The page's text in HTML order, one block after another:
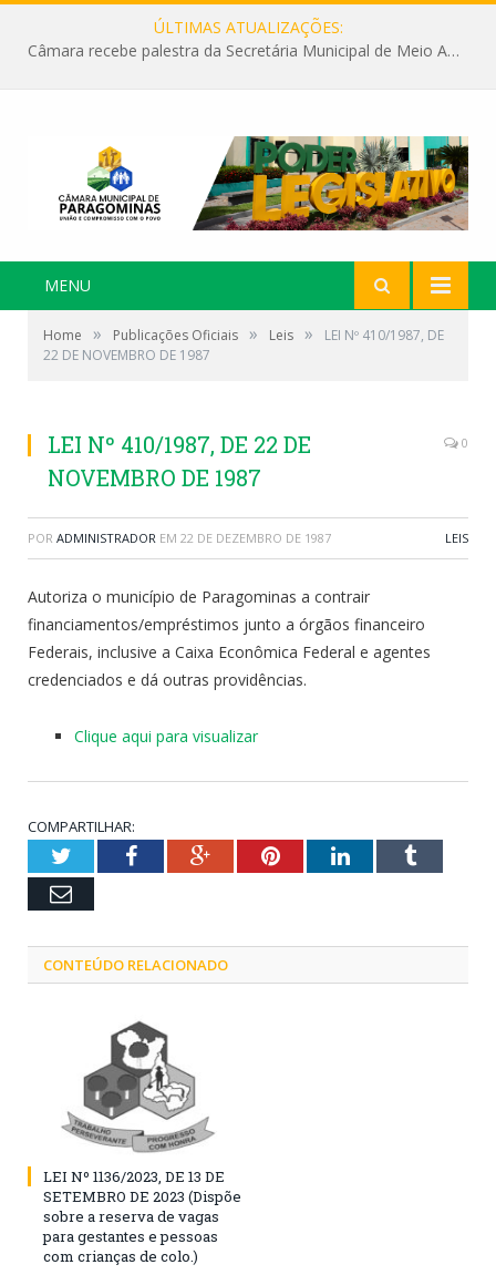
ÚLTIMAS ATUALIZAÇÕES:
Câmara recebe palestra da Secretária Municipal de Meio Ambiente sobre as ações da “SEMANA DO MEIO AMBIENTE”
MENU
Home » Publicações Oficiais » Leis »
LEI Nº 410/1987, DE
22 DE NOVEMBRO DE 1987
LEI Nº 410/1987, DE 22 DE
NOVEMBRO DE 1987
0
POR ADMINISTRADOR EM 22 DE DEZEMBRO DE 1987 LEIS
Autoriza o município de Paragominas a contrair
financiamentos/empréstimos junto a órgãos financeiro
Federais, inclusive a Caixa Econômica Federal e agentes
credenciados e dá outras providências.
Clique aqui para visualizar
COMPARTILHAR:
TwitterFacebookGoogle+PinterestLinkedInTumblr
Email
CONTEÚDO RELACIONADO
LEI Nº 1136/2023, DE 13 DE
SETEMBRO DE 2023 (Dispõe
sobre a reserva de vagas
para gestantes e pessoas
com crianças de colo.)